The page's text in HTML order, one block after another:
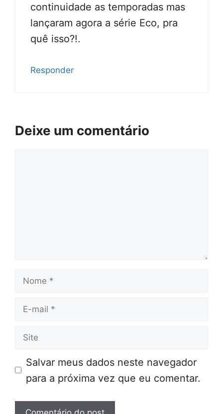
continuidade as temporadas mas
lançaram agora a série Eco, pra
quê isso?!.
Responder
Deixe um comentário
Nome
E-
Site
Salvar meus dados neste navegador
para a próxima vez que eu comentar.